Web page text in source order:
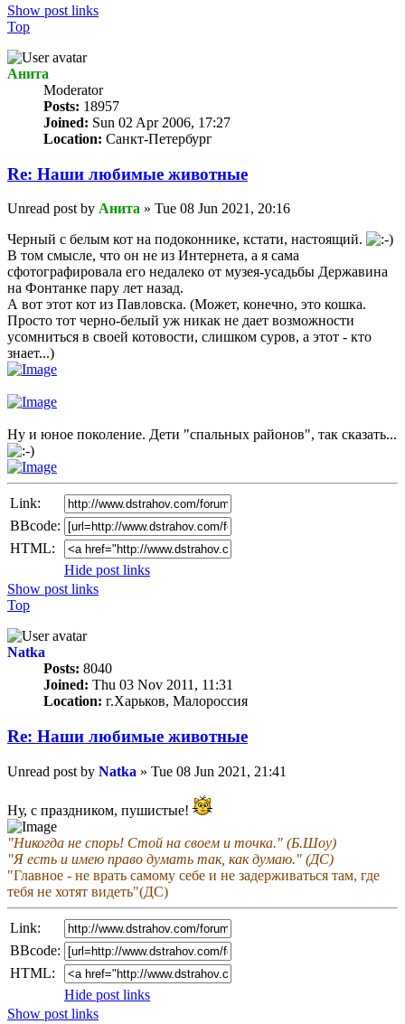
Show post links
Top
Анита
Мoderator
Posts: 18957
Joined: Sun 02 Apr 2006, 17:27
Location: Санкт-Петербург
Re: Наши любимые животные
Unread post by Анита » Tue 08 Jun 2021, 20:16
Черный с белым кот на подоконнике, кстати, настоящий.
В том смысле, что он не из Интернета, а я сама
сфотографировала его недалеко от музея-усадьбы Державина
на Фонтанке пару лет назад.
А вот этот кот из Павловска. (Может, конечно, это кошка.
Просто тот черно-белый уж никак не дает возможности
усомниться в своей котовости, слишком суров, а этот - кто
знает...)
Ну и юное поколение. Дети "спальных районов", так сказать...
Link:
BBcode:
HTML:
Hide post links
Show post links
Top
Natka
Posts: 8040
Joined: Thu 03 Nov 2011, 11:31
Location: г.Харьков, Малороссия
Re: Наши любимые животные
Unread post by Natka » Tue 08 Jun 2021, 21:41
Ну, с праздником, пушистые!
"Никогда не спорь! Стой на своем и точка." (Б.Шоу)
"Я есть и имею право думать так, как думаю." (ДС)
"Главное - не врать самому себе и не задерживаться там, где
тебя не хотят видеть"(ДС)
Link:
BBcode:
HTML:
Hide post links
Show post links